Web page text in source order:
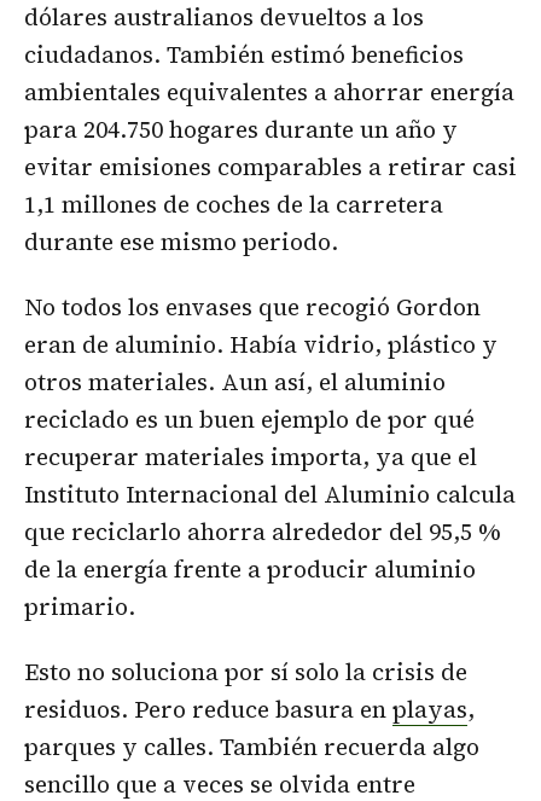
dólares australianos devueltos a los
ciudadanos. También estimó beneficios
ambientales equivalentes a ahorrar energía
para 204.750 hogares durante un año y
evitar emisiones comparables a retirar casi
1,1 millones de coches de la carretera
durante ese mismo periodo.
No todos los envases que recogió Gordon
eran de aluminio. Había vidrio, plástico y
otros materiales. Aun así, el aluminio
reciclado es un buen ejemplo de por qué
recuperar materiales importa, ya que el
Instituto Internacional del Aluminio calcula
que reciclarlo ahorra alrededor del 95,5 %
de la energía frente a producir aluminio
primario.
Esto no soluciona por sí solo la crisis de
residuos. Pero reduce basura enplayas,
parques y calles. También recuerda algo
sencillo que a veces se olvida entre